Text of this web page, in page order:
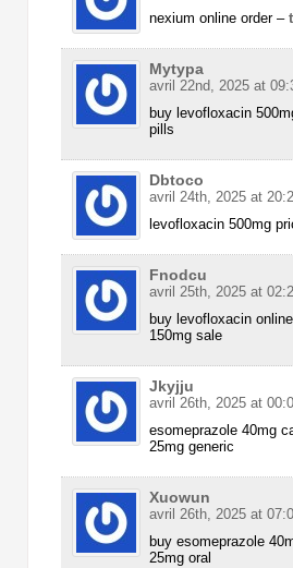
nexium online order –
Mytypa
avril 22nd, 2025 at
buy levofloxacin
pills
Dbtoco
avril 24th, 2025 at
levofloxacin 500mg
Fnodcu
avril 25th, 2025 at
buy levofloxacin
150mg sale
Jkyjju
avril 26th, 2025 at
esomeprazole 40mg
25mg generic
Xuowun
avril 26th, 2025 at
buy esomeprazole
25mg oral